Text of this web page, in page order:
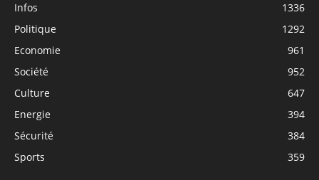
Infos
1336
Politique
1292
Economie
961
Société
952
Culture
647
Energie
394
Sécurité
384
Sports
359